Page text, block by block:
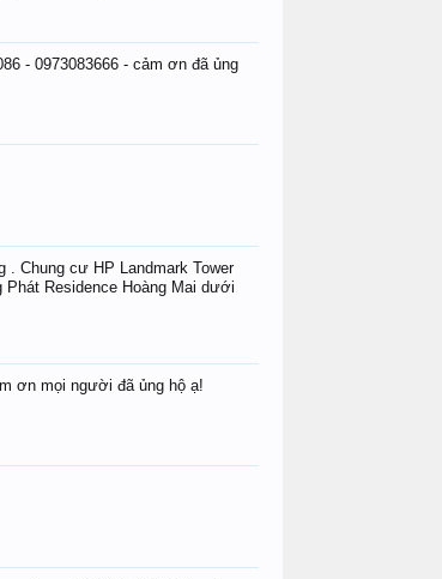
- 0973083666 - cảm ơn đã ủng
. Chung cư HP Landmark Tower
Residence Hoàng Mai dưới
ơn mọi người đã ủng hộ ạ!